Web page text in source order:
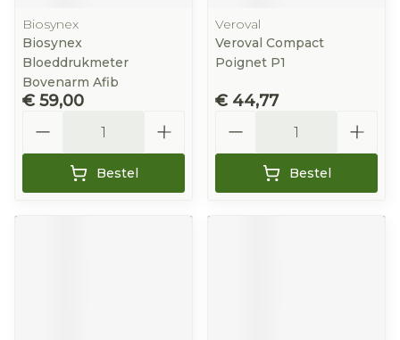
Biosynex
Biosynex
Bloeddrukmeter
Bovenarm Afib
€ 59,00
Bestel
Veroval
Veroval Compact
Poignet P1
€ 44,77
Bestel